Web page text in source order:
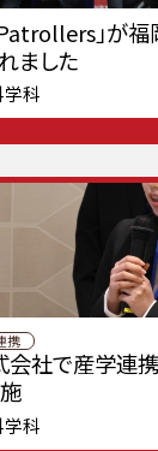
」が
ました
科
携
会社で産学連
科